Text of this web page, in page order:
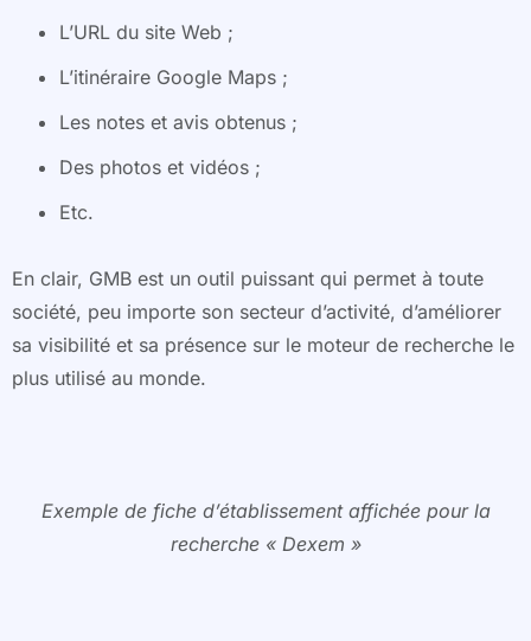
L’URL du site Web ;
L’itinéraire Google Maps ;
Les notes et avis obtenus ;
Des photos et vidéos ;
Etc.
En clair, GMB est un outil puissant qui permet à toute
société, peu importe son secteur d’activité, d’améliorer
sa visibilité et sa présence sur le moteur de recherche le
plus utilisé au monde.
Exemple de fiche d’établissement affichée pour la
recherche « Dexem »